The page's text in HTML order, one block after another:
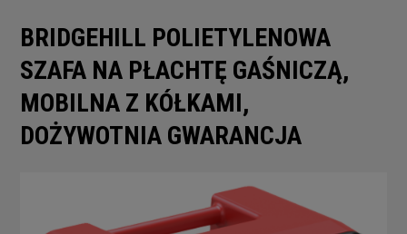
BRIDGEHILL POLIETYLENOWA
SZAFA NA PŁACHTĘ GAŚNICZĄ,
MOBILNA Z KÓŁKAMI,
DOŻYWOTNIA GWARANCJA